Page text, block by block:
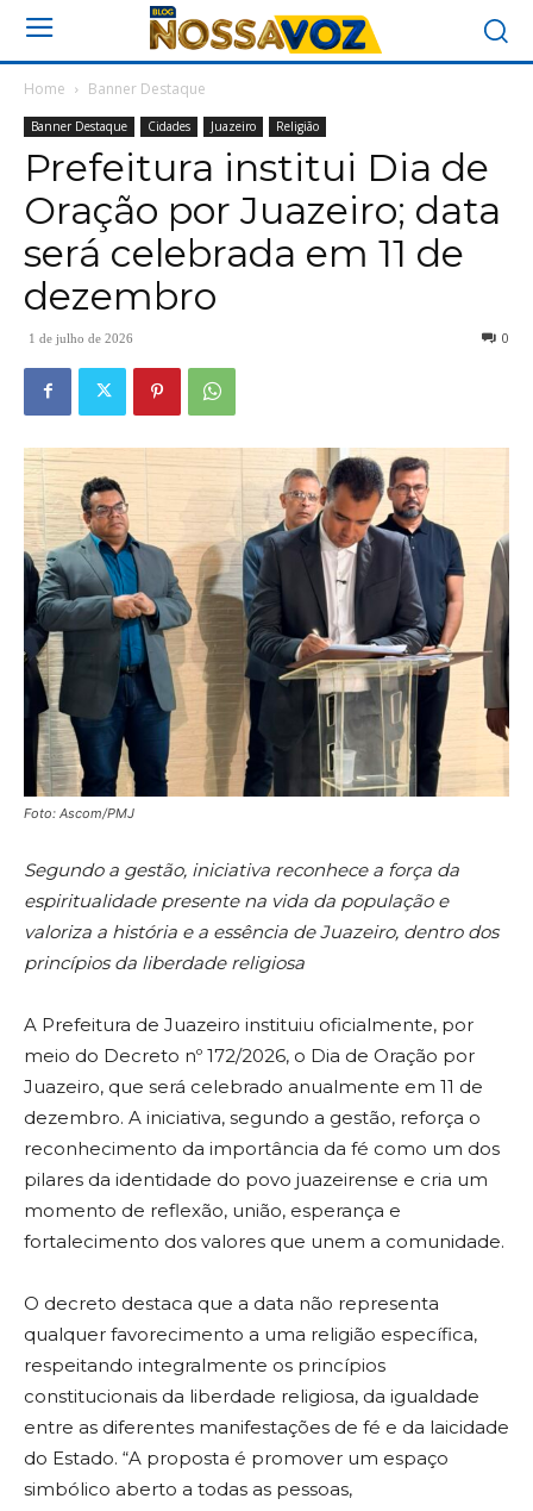
Home Banner Destaque
Banner Destaque Cidades Juazeiro Religião
Prefeitura institui Dia de
Oração por Juazeiro; data
será celebrada em 11 de
dezembro
1 de julho de 2026 0
Foto: Ascom/PMJ
Segundo a gestão, iniciativa reconhece a força da
espiritualidade presente na vida da população e
valoriza a história e a essência de Juazeiro, dentro dos
princípios da liberdade religiosa
A Prefeitura de Juazeiro instituiu oficialmente, por
meio do Decreto nº 172/2026, o Dia de Oração por
Juazeiro, que será celebrado anualmente em 11 de
dezembro. A iniciativa, segundo a gestão, reforça o
reconhecimento da importância da fé como um dos
pilares da identidade do povo juazeirense e cria um
momento de reflexão, união, esperança e
fortalecimento dos valores que unem a comunidade.
O decreto destaca que a data não representa
qualquer favorecimento a uma religião específica,
respeitando integralmente os princípios
constitucionais da liberdade religiosa, da igualdade
entre as diferentes manifestações de fé e da laicidade
do Estado. “A proposta é promover um espaço
simbólico aberto a todas as pessoas,